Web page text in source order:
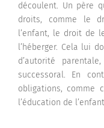
découlent. Un père
droits, comme le
l’enfant, le droit de
l’héberger. Cela lui
d’autorité
successoral. En
obligations, comme
l’éducation de